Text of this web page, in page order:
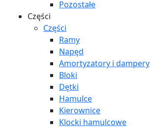
Pozostałe
Części
Części
Ramy
Napęd
Amortyzatory i dampery
Bloki
Dętki
Hamulce
Kierownice
Klocki hamulcowe